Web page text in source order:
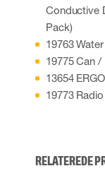
Conductive
Pack)
19763
19775 Can
13654
19773
RELATEREDE